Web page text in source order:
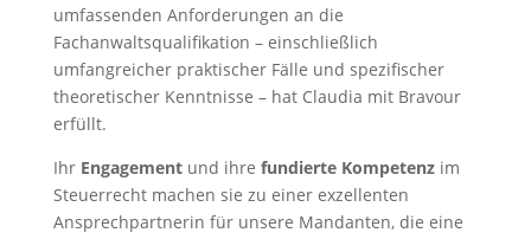
umfassenden Anforderungen an die
Fachanwaltsqualifikation – einschließlich
umfangreicher praktischer Fälle und spezifischer
theoretischer Kenntnisse – hat Claudia mit Bravour
erfüllt.
Ihr Engagementund ihre fundierte Kompetenzim
Steuerrecht machen sie zu einer exzellenten
Ansprechpartnerin für unsere Mandanten, die eine